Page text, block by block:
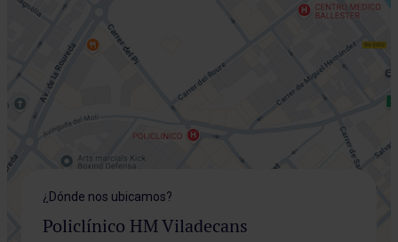
¿Dónde nos ubicamos?
Policlínico HM Viladecans